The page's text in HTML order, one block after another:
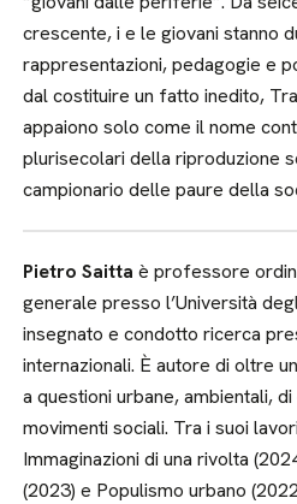
crescente, i e le giovani stanno
rappresentazioni, pedagogie e
dal costituire un fatto inedito,
appaiono solo come il nome
plurisecolari della riproduzione
campionario delle paure della
Pietro Saitta è professore
generale presso l’Università
insegnato e condotto ricerca
internazionali. È autore di oltre
a questioni urbane, ambientali,
movimenti sociali. Tra i suoi
Immaginazioni di una rivolta
(2023) e Populismo urbano